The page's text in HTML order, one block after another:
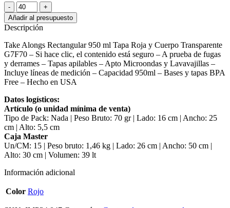
Contenedor
Rubbermaid
Take
Alongs
950
ml
cantidad
Añadir al presupuesto
Descripción
Take Alongs Rectangular 950 ml Tapa Roja y Cuerpo Transparente
G7F70 – Si hace clic, el contenido está seguro – A prueba de fugas
y derrames – Tapas apilables – Apto Microondas y Lavavajillas –
Incluye líneas de medición – Capacidad 950ml – Bases y tapas BPA
Free – Hecho en USA
Datos logísticos:
Artículo (o unidad mínima de venta)
Tipo de Pack: Nada | Peso Bruto: 70 gr | Lado: 16 cm | Ancho: 25
cm | Alto: 5,5 cm
Caja Master
Un/CM: 15 | Peso bruto: 1,46 kg | Lado: 26 cm | Ancho: 50 cm |
Alto: 30 cm | Volumen: 39 lt
Información adicional
Color Rojo